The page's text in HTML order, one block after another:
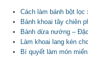
Cách làm bánh bột
Bánh khoai tây chiên
Bánh dừa nướng –
Làm khoai lang kén
Bí quyết làm món